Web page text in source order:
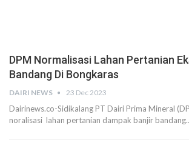
DPM Normalisasi Lahan Pertanian
Bandang Di Bongkaras
DAIRI NEWS 23 Dec 2023
Dairinews.co-Sidikalang PT Dairi Prima Mineral
noralisasi lahan pertanian dampak banjir